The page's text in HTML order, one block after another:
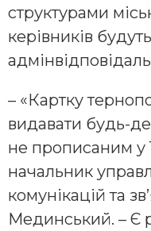
структурами
керівників
– «Картку
видавати будь-
не прописаним у
начальник
комунікацій та
Мединський. – Є